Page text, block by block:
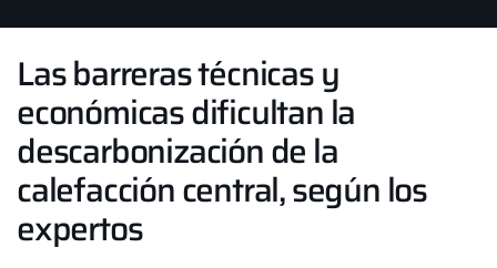
Las barreras técnicas y
económicas dificultan la
descarbonización de la
calefacción central, según los
expertos